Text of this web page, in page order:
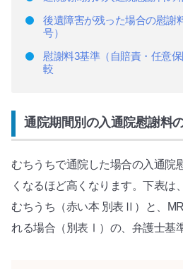
後遺障害が残った場合の慰謝
号）
慰謝料3基準（自賠責・任意
較
通院期間別の入通院慰謝料
むちうちで通院した場合の入通院
くなるほど高くなります。下表は
むちうち（赤い本 別表Ⅱ）と、
れる場合（別表Ⅰ）の、弁護士基